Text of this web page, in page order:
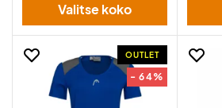
Valitse koko
OUTLET
- 64%